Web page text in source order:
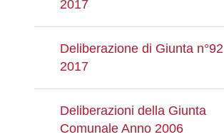
2017
Deliberazione di Giunta n°92
2017
Deliberazioni della Giunta
Comunale Anno 2006